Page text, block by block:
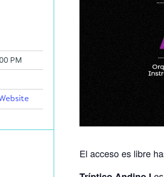
El acceso es libre
PM